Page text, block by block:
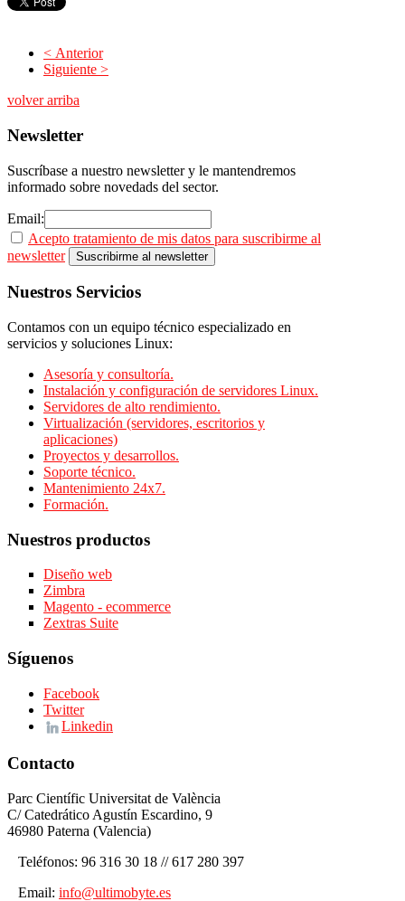
< Anterior
Siguiente >
volver arriba
Newsletter
Suscríbase a nuestro newsletter y le mantendremos
informado sobre novedads del sector.
Email:
Acepto tratamiento de mis datos para suscribirme al
newsletter
Nuestros Servicios
Contamos con un equipo técnico especializado en
servicios y soluciones Linux:
Asesoría y consultoría.
Instalación y configuración de servidores Linux.
Servidores de alto rendimiento.
Virtualización (servidores, escritorios y
aplicaciones)
Proyectos y desarrollos.
Soporte técnico.
Mantenimiento 24x7.
Formación.
Nuestros productos
Diseño web
Zimbra
Magento - ecommerce
Zextras Suite
Síguenos
Facebook
Twitter
Linkedin
Contacto
Parc Científic Universitat de València
C/ Catedrático Agustín Escardino, 9
46980 Paterna (Valencia)
Teléfonos: 96 316 30 18 // 617 280 397
Email: info@ultimobyte.es